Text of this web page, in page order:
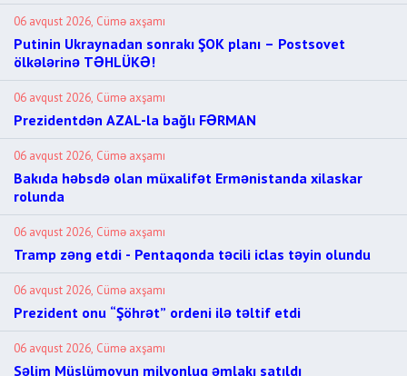
06 avqust 2026, Cümə axşamı
Putinin Ukraynadan sonrakı ŞOK planı – Postsovet
ölkələrinə TƏHLÜKƏ!
06 avqust 2026, Cümə axşamı
Prezidentdən AZAL-la bağlı FƏRMAN
06 avqust 2026, Cümə axşamı
Bakıda həbsdə olan müxalifət Ermənistanda xilaskar
rolunda
06 avqust 2026, Cümə axşamı
Tramp zəng etdi - Pentaqonda təcili iclas təyin olundu
06 avqust 2026, Cümə axşamı
Prezident onu “Şöhrət” ordeni ilə təltif etdi
06 avqust 2026, Cümə axşamı
Səlim Müslümovun milyonluq əmlakı satıldı